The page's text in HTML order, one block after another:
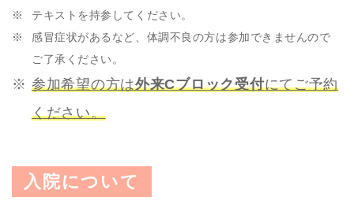
テキストを持参してください。
感冒症状があるなど、体調不良の方は参加できませんので
ご了承ください。
参加希望の方は外来Cブロック受付にてご予約
ください。
入院について